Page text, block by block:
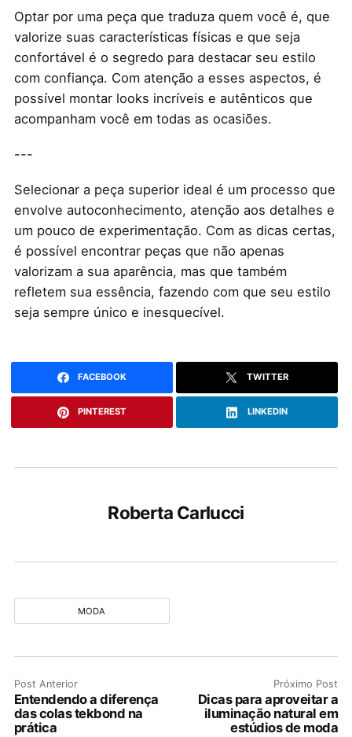
Optar por uma peça que traduza quem você é, que
valorize suas características físicas e que seja
confortável é o segredo para destacar seu estilo
com confiança. Com atenção a esses aspectos, é
possível montar looks incríveis e autênticos que
acompanham você em todas as ocasiões.
---
Selecionar a peça superior ideal é um processo que
envolve autoconhecimento, atenção aos detalhes e
um pouco de experimentação. Com as dicas certas,
é possível encontrar peças que não apenas
valorizam a sua aparência, mas que também
refletem sua essência, fazendo com que seu estilo
seja sempre único e inesquecível.
FACEBOOK TWITTER
PINTEREST LINKEDIN
Roberta Carlucci
MODA
Post Anterior
Entendendo a diferença
das colas tekbond na
prática
Próximo Post
Dicas para aproveitar a
iluminação natural em
estúdios de moda